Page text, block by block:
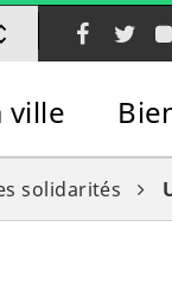
Lien
vers
le
ville
solidarités